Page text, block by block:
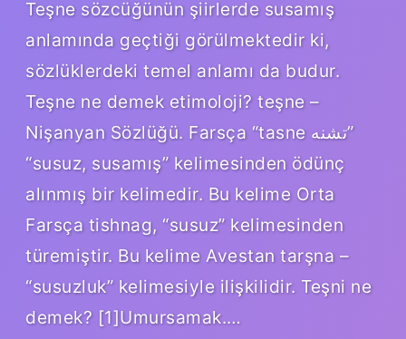
Teşne sözcüğünün şiirlerde susamış
anlamında geçtiği görülmektedir ki,
sözlüklerdeki temel anlamı da budur.
Teşne ne demek etimoloji? teşne –
Nişanyan Sözlüğü. Farsça “tasne تشنه”
“susuz, susamış” kelimesinden ödünç
alınmış bir kelimedir. Bu kelime Orta
Farsça tishnag, “susuz” kelimesinden
türemiştir. Bu kelime Avestan tarşna –
“susuzluk” kelimesiyle ilişkilidir. Teşni ne
demek? [1]Umursamak.…